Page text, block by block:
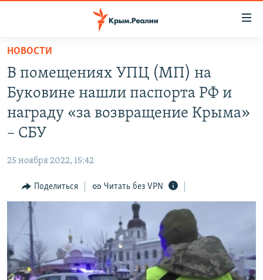
Вернуться
основному
содержанию
Вернутся
главной
Вернутся
поиску
СПЕЦПРОЕКТЫ
КАРТА ВОЕННЫХ ОБЪЕКТОВ КРЫМА
ВОДА
ИСТОРИЯ
ИНТЕРАКТИВ
ИНФОГРАФИКА
ТЕЛЕПРОЕКТ КРЫМ.РЕАЛИИ
СОВЕТЫ ПРАВОЗАЩИТНИКОВ
ПРОПАВШИЕ БЕЗ ВЕСТИ
ПОБЕДИТЕЛЕЙ НЕ СУДЯТ?
РАДІО СВОБОДА
КАК ОБОЙТИ БЛОКИРОВКУ
Qırımtatar
ПРИСОЕДИНЯЙТЕСЬ!
НОВОСТИ
В помещениях УПЦ (МП) на
Буковине нашли паспорта РФ и
награду «за возвращение Крыма»
– СБУ
25 ноября 2022, 15:42
Поделиться Читать без VPN